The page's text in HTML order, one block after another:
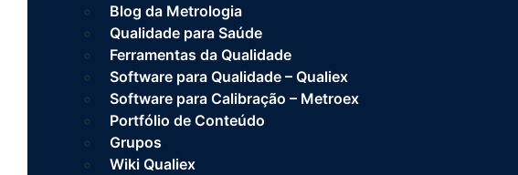
Blog da Metrologia
Qualidade para Saúde
Ferramentas da Qualidade
Software para Qualidade – Qualiex
Software para Calibração – Metroex
Portfólio de Conteúdo
Grupos
Wiki Qualiex